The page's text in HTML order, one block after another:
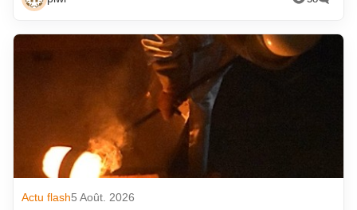
Actu flash5 Août. 2026